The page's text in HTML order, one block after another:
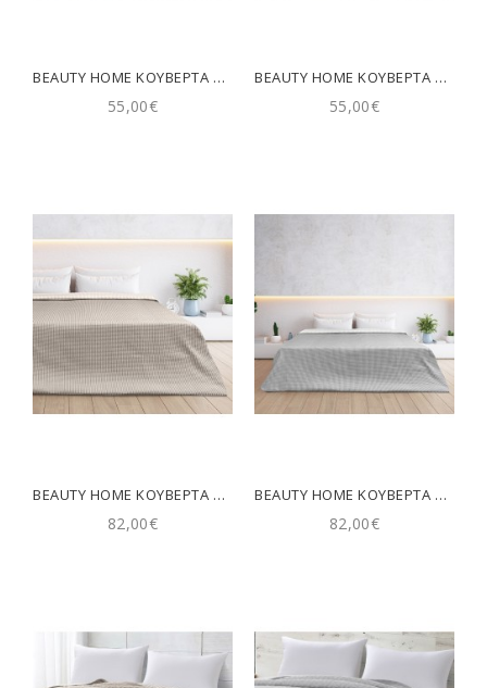
BEAUTY HOME ΚΟΥΒΈΡΤΑ KING SIZE STRIPE ΖΑΚΆΡ ART 11172 260X270 ΆΜΜΟΥ
55,00€
BEAUTY HOME ΚΟΥΒΈΡΤΑ KING SIZE STRIPE ΖΑΚΆΡ ART 11172 260X270 ΓΚΡΙ
55,00€
BEAUTY HOME ΚΟΥΒΈΡΤΑ KING SIZE ΔΙΠΛΉΣ ΌΨΕΩΣ CROSS MATELASSE ART 11173 260X270 ΆΜΜΟΥ
82,00€
BEAUTY HOME ΚΟΥΒΈΡΤΑ KING SIZE ΔΙΠΛΉΣ ΌΨΕΩΣ CROSS MATELASSE ART 11173 260X270 ΓΚΡΙ
82,00€